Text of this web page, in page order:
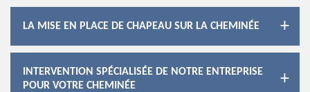
LA MISE EN PLACE DE CHAPEAU SUR LA CHEMINÉE
INTERVENTION SPÉCIALISÉE DE NOTRE ENTREPRISE
POUR VOTRE CHEMINÉE